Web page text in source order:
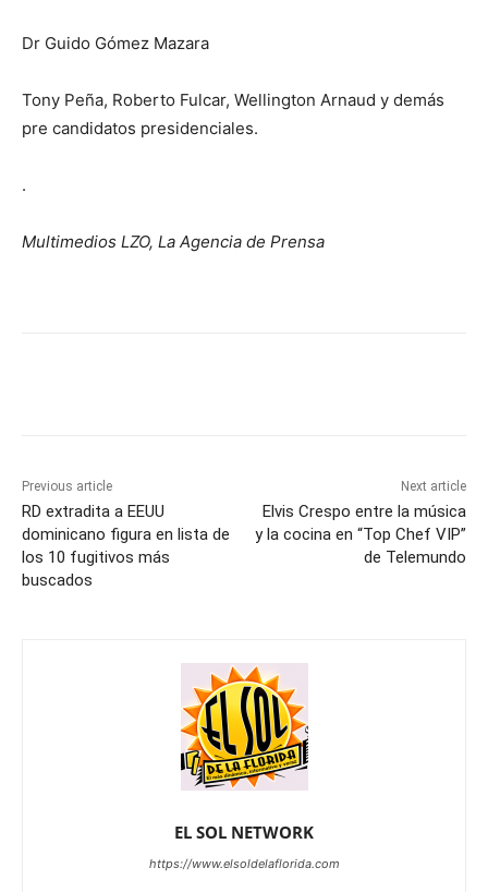
Dr Guido Gómez Mazara
Tony Peña, Roberto Fulcar, Wellington Arnaud y demás
pre candidatos presidenciales.
.
Multimedios LZO, La Agencia de Prensa
Previous article
RD extradita a EEUU
dominicano figura en lista de
los 10 fugitivos más
buscados
Next article
Elvis Crespo entre la música
y la cocina en “Top Chef VIP”
de Telemundo
EL SOL NETWORK
https://www.elsoldelaflorida.com